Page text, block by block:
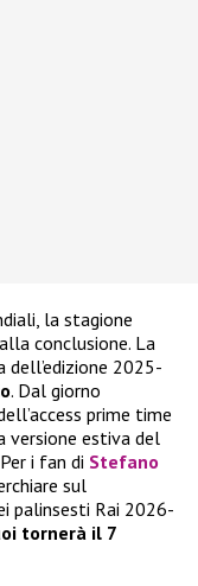
la stagione
conclusione. La
2025-
. Dal giorno
prime time
versione estiva del
i fan di Stefano
sul
palinsesti Rai 2026-
tornerà il 7